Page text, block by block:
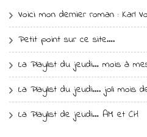
Voici mon dernier roman : Karl
Petit point sur ce site….
La Playlist du jeudi… mois à
La Playlist du jeudi…. joli mois
La Playlist de jeudi… AM et CH